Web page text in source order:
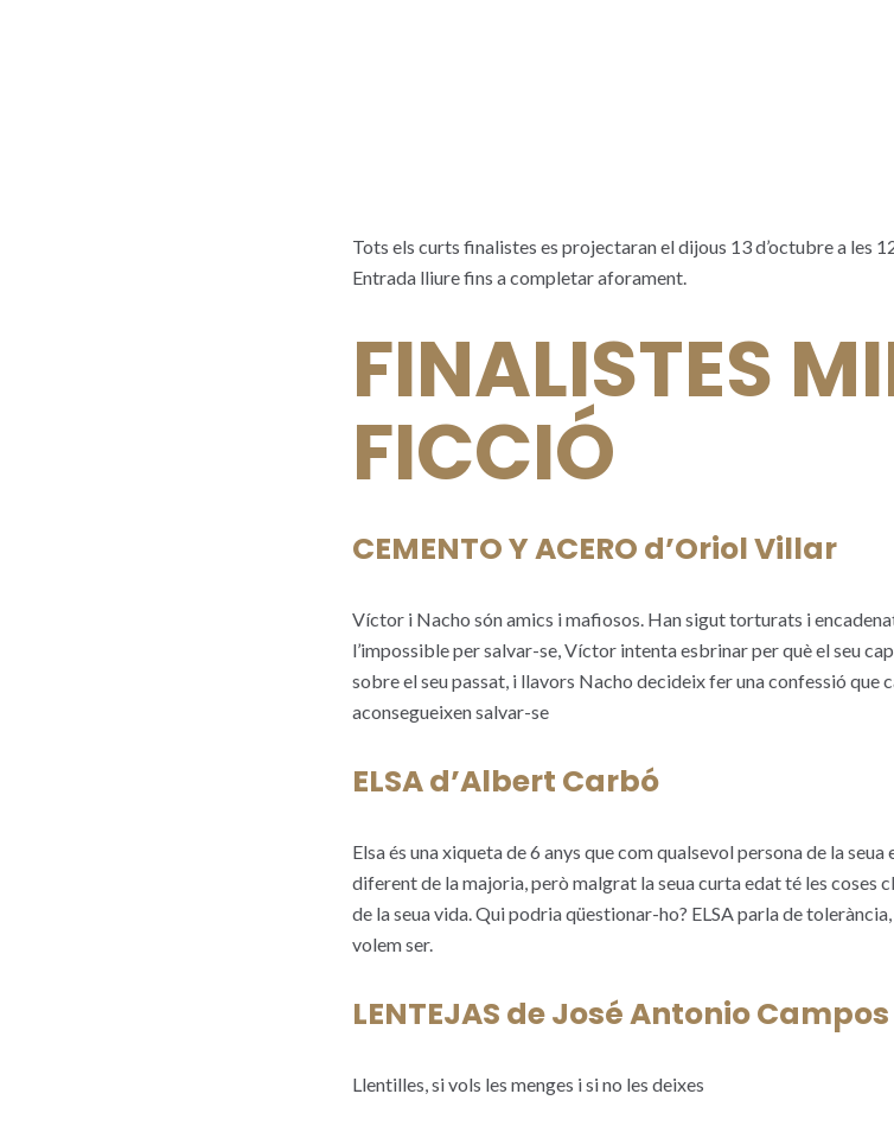
Tots els curts finalistes es projectaran el dijous 13 d’octubre a les
Entrada lliure fins a completar aforament.
FINALISTES
FICCIÓ
CEMENTO Y ACERO d’Oriol Villar
Víctor i Nacho són amics i mafiosos. Han sigut torturats i
l’impossible per salvar-se, Víctor intenta esbrinar per què el seu
sobre el seu passat, i llavors Nacho decideix fer una confessió que
aconsegueixen salvar-se
ELSA d’Albert Carbó
Elsa és una xiqueta de 6 anys que com qualsevol persona de la
diferent de la majoria, però malgrat la seua curta edat té les coses
de la seua vida. Qui podria qüestionar-ho? ELSA parla de
volem ser.
LENTEJAS de José Antonio
Llentilles, si vols les menges i si no les deixes